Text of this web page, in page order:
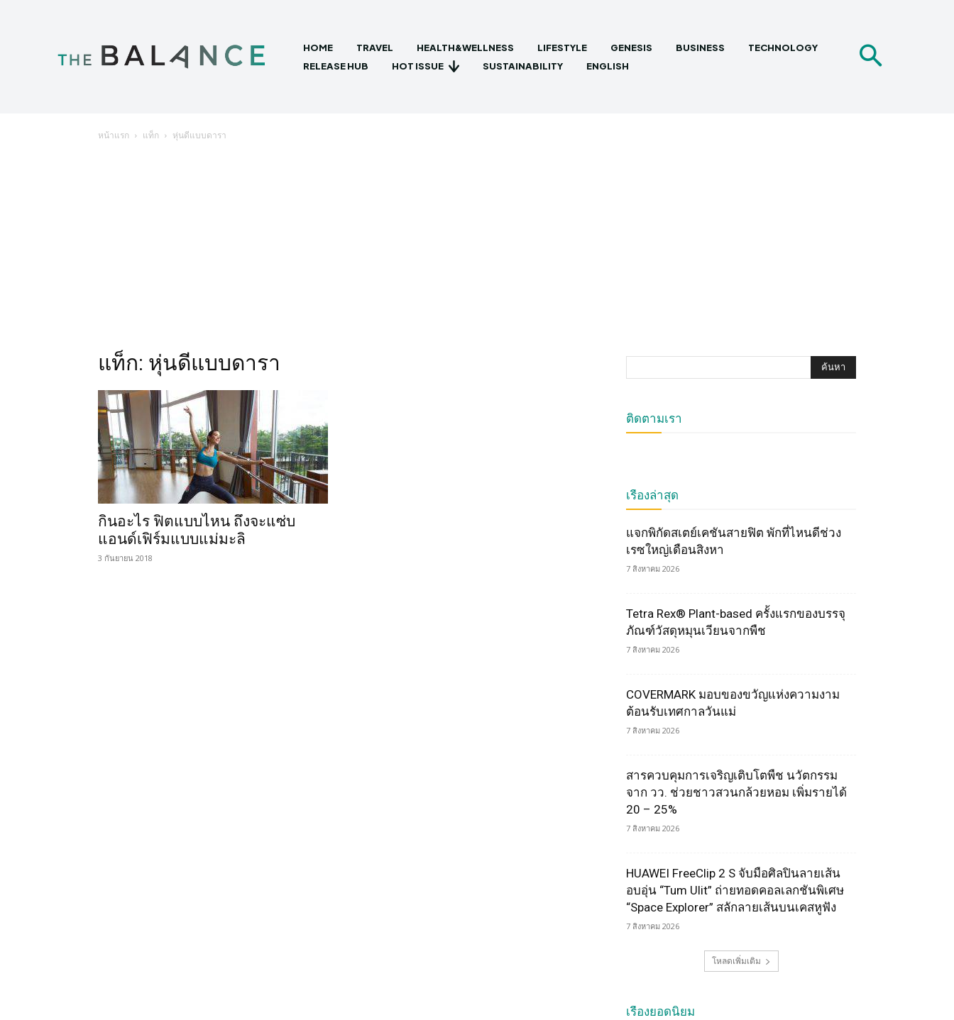
HOME TRAVEL HEALTH&WELLNESS LIFESTYLE GENESIS BUSINESS
TECHNOLOGY
RELEASE HUB
HOT ISSUE SUSTAINABILITY ENGLISH
หน้าแรก แท็ก หุ่นดีแบบดารา
แท็ก: หุ่นดีแบบดารา
กินอะไร ฟิตแบบไหน ถึงจะแซ่บ
แอนด์เฟิร์มแบบแม่มะลิ
3 กันยายน 2018
ติดตามเรา
เรื่องล่าสุด
แจกพิกัดสเตย์เคชันสายฟิต พักที่ไหนดีช่วง
เรซใหญ่เดือนสิงหา
7 สิงหาคม 2026
Tetra Rex® Plant-based ครั้งแรกของบรรจุ
ภัณฑ์วัสดุหมุนเวียนจากพืช
7 สิงหาคม 2026
COVERMARK มอบของขวัญแห่งความงาม
ต้อนรับเทศกาลวันแม่
7 สิงหาคม 2026
สารควบคุมการเจริญเติบโตพืช นวัตกรรม
จาก วว. ช่วยชาวสวนกล้วยหอม เพิ่มรายได้
20 – 25%
7 สิงหาคม 2026
HUAWEI FreeClip 2 S จับมือศิลปินลายเส้น
อบอุ่น “Tum Ulit” ถ่ายทอดคอลเลกชันพิเศษ
“Space Explorer” สลักลายเส้นบนเคสหูฟัง
7 สิงหาคม 2026
โหลดเพิ่มเติม
เรื่องยอดนิยม